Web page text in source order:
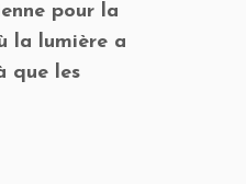
pour la
la lumière a
que les